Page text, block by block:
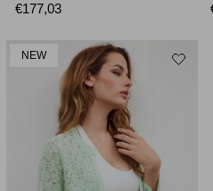
€177,03
NEW